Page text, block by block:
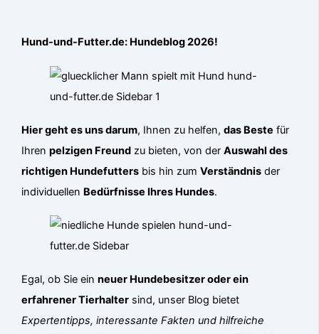
Hund-und-Futter.de: Hundeblog 2026!
Hier geht es uns darum, Ihnen zu helfen,das Beste für
Ihrenpelzigen Freund zu bieten, von derAuswahl des
richtigen Hundefutters bis hin zumVerständnis der
individuellen Bedürfnisse Ihres Hundes.
Egal, ob Sie einneuer Hundebesitzer oder ein
erfahrener Tierhalter sind, unser Blog bietet
Expertentipps, interessante Fakten und hilfreiche